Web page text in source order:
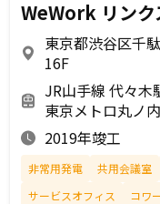
WeWork リンク
東京都渋谷区千
16F
JR山手線 代々木
東京メトロ丸ノ
2019年竣工
非常用発電 共用会議室
サービスオフィス
コワ